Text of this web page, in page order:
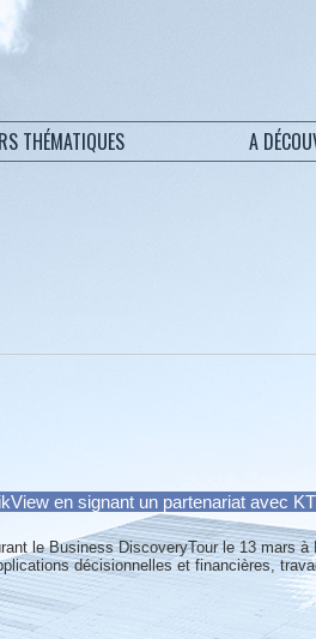
THÉMATIQUES A
en signant un partenariat avec
le Business DiscoveryTour le 13 mars
décisionnelles et financières,